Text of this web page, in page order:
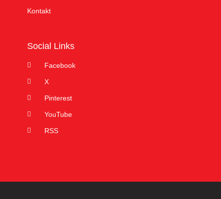
Kontakt
Social Links
Facebook
X
Pinterest
YouTube
RSS